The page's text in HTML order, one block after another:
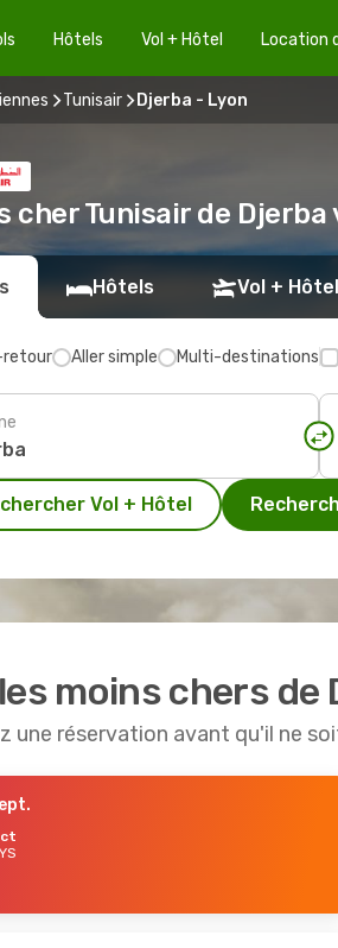
Hôtels Vol + Hôtel Location
Tunisair Djerba - Lyon
cher Tunisair de Djerba
Hôtels Vol + Hôtel
retour Aller simple Multi-destinations
Vol + Hôtel
moins chers de
une réservation avant qu'il ne